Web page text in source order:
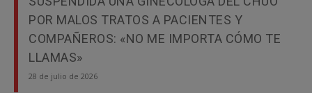
POR MALOS TRATOS A PACIENTES Y
COMPAÑEROS: «NO ME IMPORTA CÓMO TE
LLAMAS»
28 de julio de 2026